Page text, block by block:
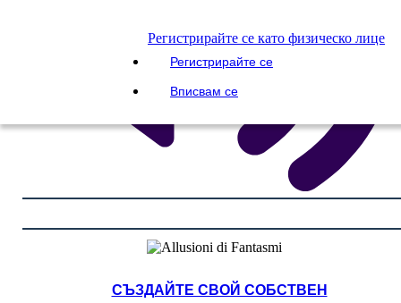
Регистрирайте се като физическо лице
Регистрирайте се
Вписвам се
СЪЗДАЙТЕ СВОЙ СОБСТВЕН